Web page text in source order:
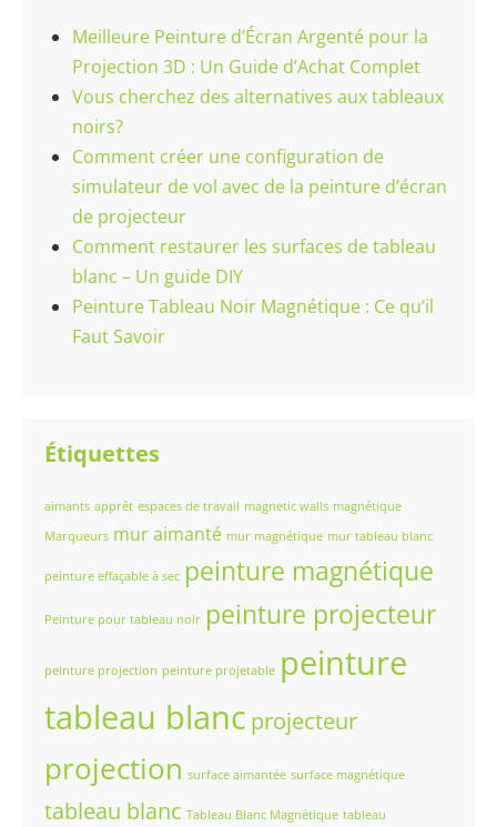
Meilleure Peinture d’Écran Argenté pour la
Projection 3D : Un Guide d’Achat Complet
Vous cherchez des alternatives aux tableaux
noirs?
Comment créer une configuration de
simulateur de vol avec de la peinture d’écran
de projecteur
Comment restaurer les surfaces de tableau
blanc – Un guide DIY
Peinture Tableau Noir Magnétique : Ce qu’il
Faut Savoir
Étiquettes
aimants apprêt espaces de travail magnetic walls magnétique
Marqueurs mur aimanté mur magnétique mur tableau blanc
peinture effaçable à sec peinture magnétique
Peinture pour tableau noir peinture projecteur
peinture projection peinture projetable peinture
tableau blanc projecteur
projection surface aimantée surface magnétique
tableau blanc Tableau Blanc Magnétique tableau